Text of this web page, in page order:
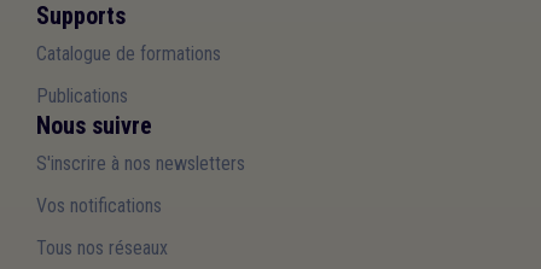
Supports
Catalogue de formations
Publications
Nous suivre
S'inscrire à nos newsletters
Vos notifications
Tous nos réseaux